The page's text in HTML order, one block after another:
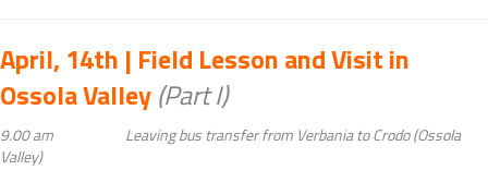
April, 14th | Field Lesson and Visit in
Ossola Valley(Part I)
9.00 am Leaving bus transfer from Verbania to Crodo (Ossola
Valley)